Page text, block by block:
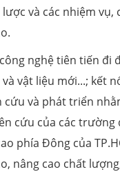
và các nhiệm vụ,
nghệ tiên tiến đi
vật liệu mới...; kết
và phát triển
cứu của các
phía Đông của
nâng cao chất